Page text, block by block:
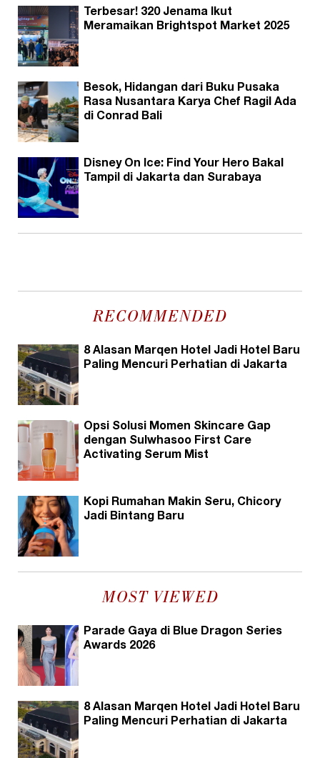
Terbesar! 320 Jenama Ikut
Meramaikan Brightspot Market 2025
Besok, Hidangan dari Buku Pusaka
Rasa Nusantara Karya Chef Ragil Ada
di Conrad Bali
Disney On Ice: Find Your Hero Bakal
Tampil di Jakarta dan Surabaya
RECOMMENDED
8 Alasan Marqen Hotel Jadi Hotel Baru
Paling Mencuri Perhatian di Jakarta
Opsi Solusi Momen Skincare Gap
dengan Sulwhasoo First Care
Activating Serum Mist
Kopi Rumahan Makin Seru, Chicory
Jadi Bintang Baru
MOST VIEWED
Parade Gaya di Blue Dragon Series
Awards 2026
8 Alasan Marqen Hotel Jadi Hotel Baru
Paling Mencuri Perhatian di Jakarta